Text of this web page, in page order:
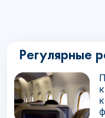
Регулярные